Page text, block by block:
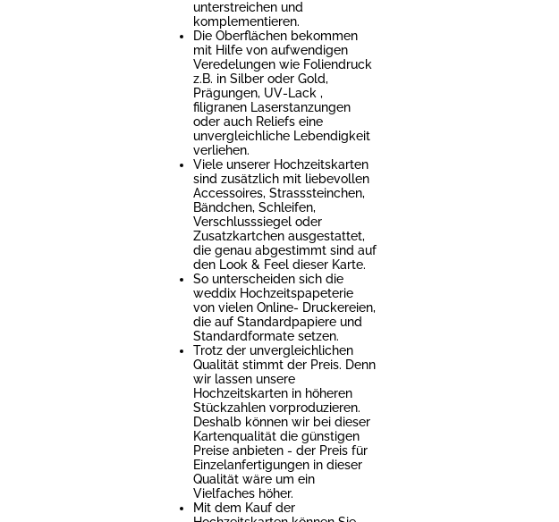
unterstreichen und
komplementieren.
Die Oberflächen bekommen
mit Hilfe von aufwendigen
Veredelungen wie Foliendruck
z.B. in Silber oder Gold,
Prägungen, UV-Lack ,
filigranen Laserstanzungen
oder auch Reliefs eine
unvergleichliche Lebendigkeit
verliehen.
Viele unserer Hochzeitskarten
sind zusätzlich mit liebevollen
Accessoires, Strasssteinchen,
Bändchen, Schleifen,
Verschlusssiegel oder
Zusatzkartchen ausgestattet,
die genau abgestimmt sind auf
den Look & Feel dieser Karte.
So unterscheiden sich die
weddix Hochzeitspapeterie
von vielen Online- Druckereien,
die auf Standardpapiere und
Standardformate setzen.
Trotz der unvergleichlichen
Qualität stimmt der Preis. Denn
wir lassen unsere
Hochzeitskarten in höheren
Stückzahlen vorproduzieren.
Deshalb können wir bei dieser
Kartenqualität die günstigen
Preise anbieten - der Preis für
Einzelanfertigungen in dieser
Qualität wäre um ein
Vielfaches höher.
Mit dem Kauf der